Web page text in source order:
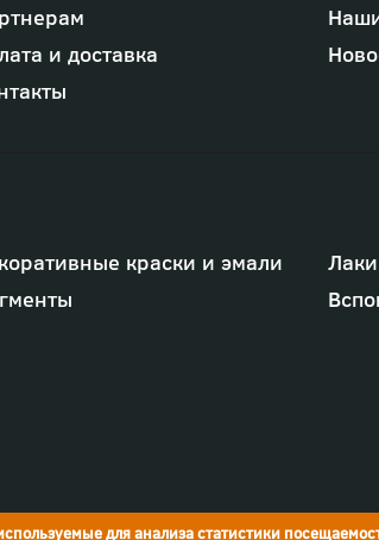
и доставка
краски и эмали
для анализа статистики